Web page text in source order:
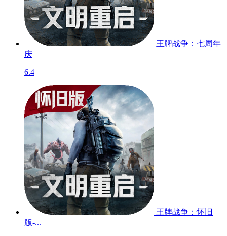
王牌战争：七周年
庆
6.4
王牌战争：怀旧
版-...